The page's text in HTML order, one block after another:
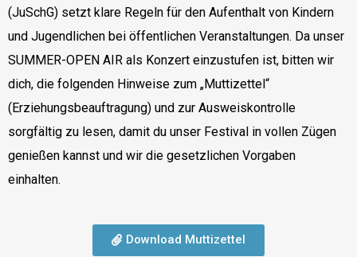
(JuSchG) setzt klare Regeln für den Aufenthalt von Kindern
und Jugendlichen bei öffentlichen Veranstaltungen. Da unser
SUMMER-OPEN AIR als Konzert einzustufen ist, bitten wir
dich, die folgenden Hinweise zum „Muttizettel“
(Erziehungsbeauftragung) und zur Ausweiskontrolle
sorgfältig zu lesen, damit du unser Festival in vollen Zügen
genießen kannst und wir die gesetzlichen Vorgaben
einhalten.
Download Muttizettel